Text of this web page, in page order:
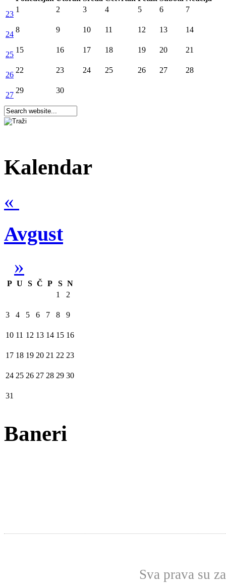
23
1 2 3 4 5 6 7
24
8 9 10 11 12 13 14
25
15 16 17 18 19 20 21
26
22 23 24 25 26 27 28
27
29 30
Kalendar
«
Avgust
»
P U S Č P S N
1
2
3 4 5 6 7 8 9
10 11 12 13 14 15 16
17 18 19 20 21 22 23
24 25 26 27 28 29 30
31
Baneri
Sva prava su